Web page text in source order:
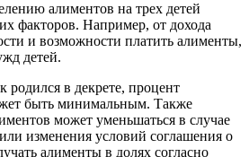
алиментов на трех детей
факторов. Например, от дохода
и возможности платить алименты,
детей.
родился в декрете, процент
быть минимальным. Также
может уменьшаться в случае
изменения условий соглашения о
алименты в долях согласно